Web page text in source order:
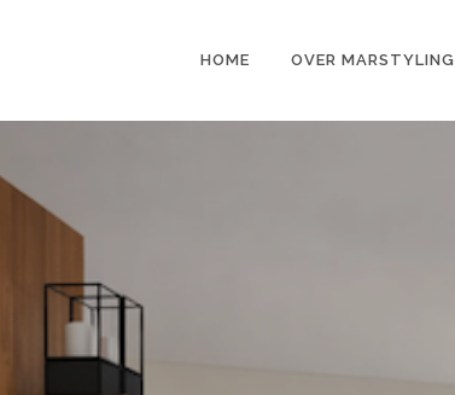
HOME OVER MARSTYLING